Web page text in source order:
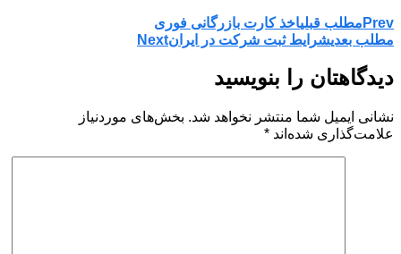
Prev مطلب قبلیاخذ کارت بازرگانی فوری
مطلب بعدیشرایط ثبت شرکت در ایرانNext
دیدگاهتان را بنویسید
نشانی ایمیل شما منتشر نخواهد شد. بخش‌های موردنیاز
علامت‌گذاری شده‌اند *